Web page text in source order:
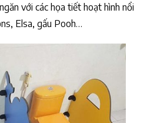
với các họa tiết hoạt hình nổi
Elsa, gấu Pooh…